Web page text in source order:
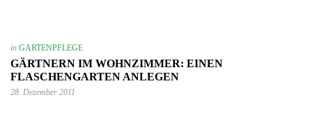
in GARTENPFLEGE
GÄRTNERN IM WOHNZIMMER: EINEN
FLASCHENGARTEN ANLEGEN
28. Dezember 2011